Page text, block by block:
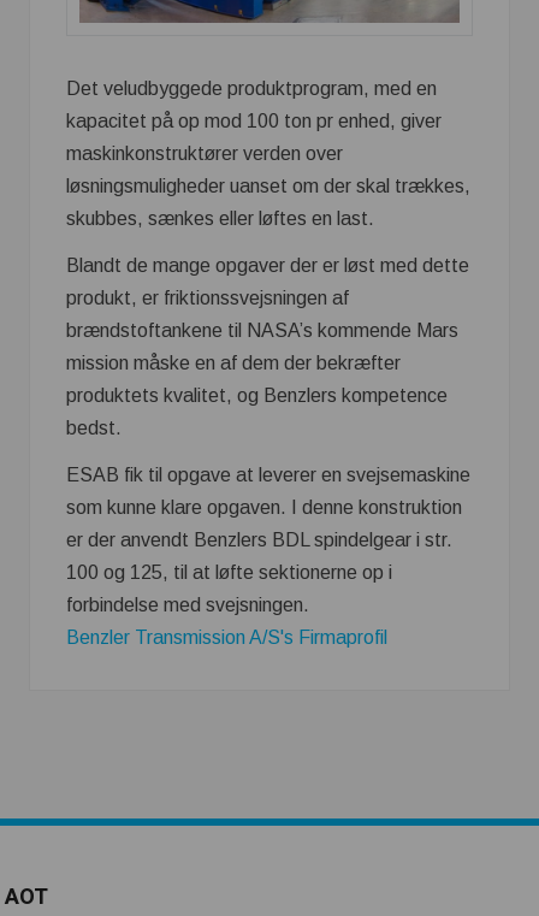
Det veludbyggede produktprogram, med en
kapacitet på op mod 100 ton pr enhed, giver
maskinkonstruktører verden over
løsningsmuligheder uanset om der skal trækkes,
skubbes, sænkes eller løftes en last.
Blandt de mange opgaver der er løst med dette
produkt, er friktionssvejsningen af
brændstoftankene til NASA’s kommende Mars
mission måske en af dem der bekræfter
produktets kvalitet, og Benzlers kompetence
bedst.
ESAB fik til opgave at leverer en svejsemaskine
som kunne klare opgaven. I denne konstruktion
er der anvendt Benzlers BDL spindelgear i str.
100 og 125, til at løfte sektionerne op i
forbindelse med svejsningen.
Benzler Transmission A/S's Firmaprofil
AOT